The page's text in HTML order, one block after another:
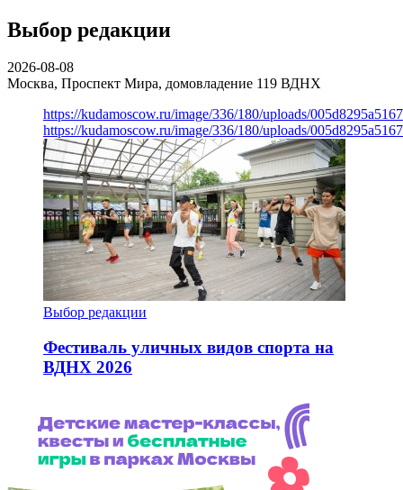
Выбор редакции
2026-08-08
Москва, Проспект Мира, домовладение 119 ВДНХ
https://kudamoscow.ru/image/336/180/uploads/
https://kudamoscow.ru/image/336/180/uploads/
Выбор редакции
Фестиваль уличных видов спорта на
ВДНХ 2026